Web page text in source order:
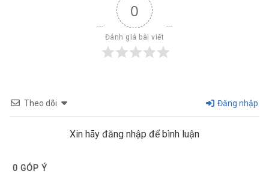
0
Đánh giá bài viết
Theo dõi Đăng nhập
Xin hãy đăng nhập để bình luận
0 GÓP Ý